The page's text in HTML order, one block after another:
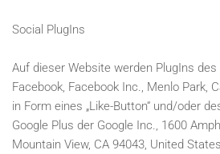
Social PlugIns
Auf dieser Website werden PlugIns
Facebook, Facebook Inc., Menlo Park,
in Form eines „Like-Button“ und/oder
Google Plus der Google Inc., 1600
Mountain View, CA 94043, United